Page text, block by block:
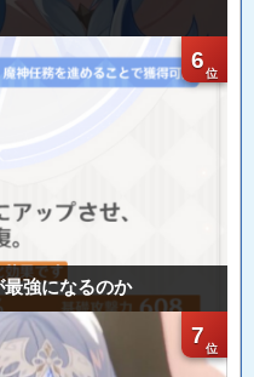
6
最強になるのか
7